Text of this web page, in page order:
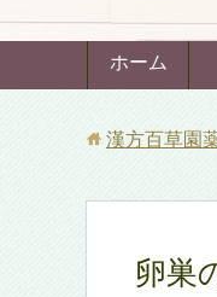
ホーム
漢方百草園
卵巣